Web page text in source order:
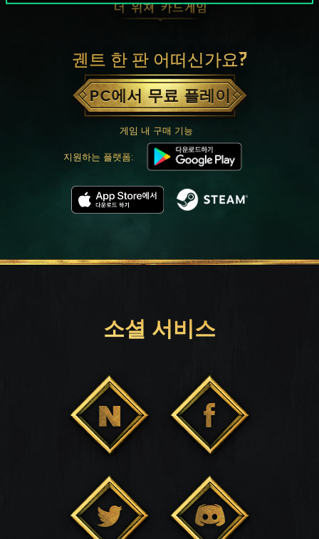
궨트 한 판 어떠신가요?
PC에서 무료 플레이
게임 내 구매 기능
지원하는 플랫폼:
소셜 서비스